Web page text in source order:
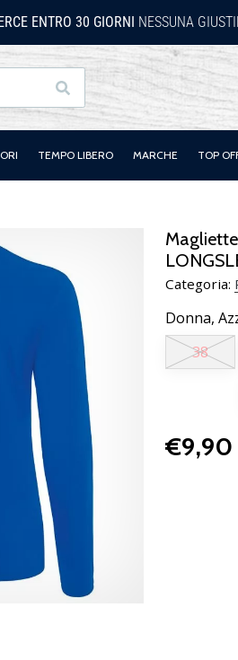
ENTRO 30 GIORNI NESSUNA
Ricerca
TEMPO LIBERO MARCHE TOP
Categoria:
Donna,
38
€9,90